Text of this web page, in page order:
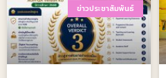
ข่าวประชาสัมพันธ์